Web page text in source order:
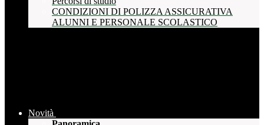
CONDIZIONI DI POLIZZA ASSICURATIVA
ALUNNI E PERSONALE SCOLASTICO
Novità